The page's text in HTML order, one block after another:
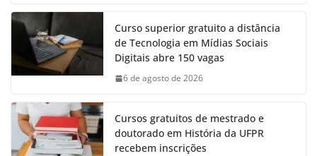
Curso superior gratuito a distância
de Tecnologia em Mídias Sociais
Digitais abre 150 vagas
6 de agosto de 2026
Cursos gratuitos de mestrado e
doutorado em História da UFPR
recebem inscrições